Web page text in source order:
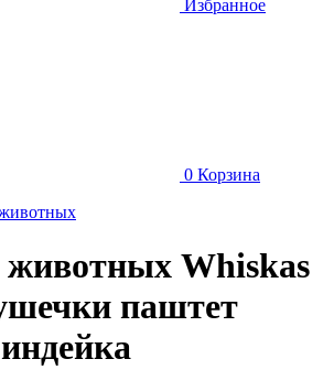
Избранное
0 Корзина
Whiskas
паштет